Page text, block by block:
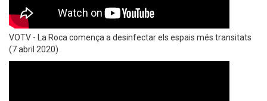
VOTV - La Roca comença a desinfectar els espais més transitats
(7 abril 2020)